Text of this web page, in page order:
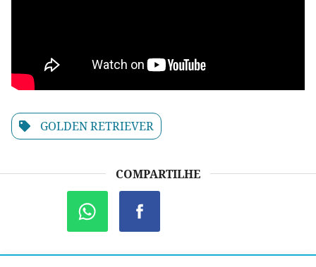
GOLDEN RETRIEVER
COMPARTILHE